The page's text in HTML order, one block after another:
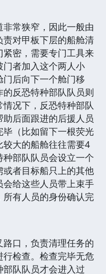
常狭窄，因此一般由
对甲板下层的船舱清
密，需要专门工具来
者加入这个两人小
后向下一个舱门移
反恐特种部队队员则
况下，反恐特种部队
后面跟进的后援人员
（比如留下一根荧光
大的船舱往往需要4
部队队员会设立一个
者目标船只上的其他
会给这些人员带上束手
有人员的身份确认完
口，负责清理任务的
检查。检查完毕无危
队队员才会进入过